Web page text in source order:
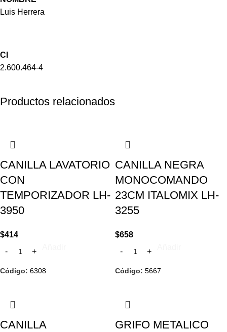
Luis Herrera
CI
2.600.464-4
Productos relacionados
CANILLA LAVATORIO
CON
TEMPORIZADOR LH-
3950
$414
Código: 6308
CANILLA NEGRA
MONOCOMANDO
23CM ITALOMIX LH-
3255
$658
Código: 5667
CANILLA
GRIFO METALICO